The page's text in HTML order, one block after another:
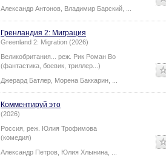
Александр Антонов Владимир Барский
Гренландия 2: Миграция
Greenland 2: Migration (2026)
Великобритания... реж. Рик Роман Во
(фантастика, боевик, триллер...)
Джерард Батлер Морена Баккарин
Комментируй это
(2026)
Россия, реж. Юлия Трофимова
(комедия)
Александр Петров Юлия Хлынина